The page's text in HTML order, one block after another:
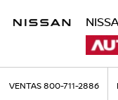
VENTAS800-711-2886